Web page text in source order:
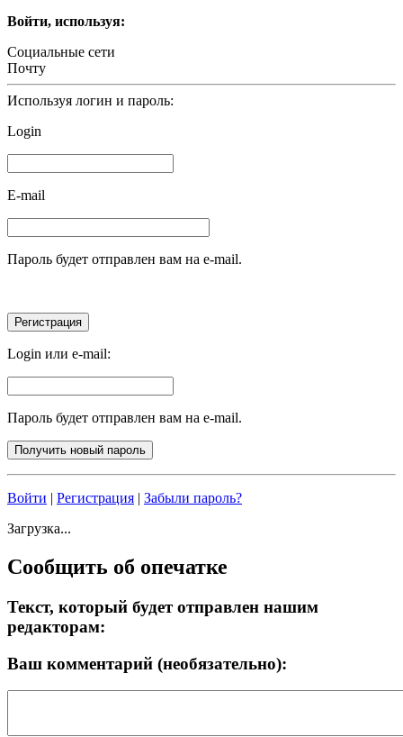
Войти, используя:
Социальные сети
Почту
Используя логин и пароль:
Login
E-mail
Пароль будет отправлен вам на e-mail.
Login или e-mail:
Пароль будет отправлен вам на e-mail.
Войти | Регистрация | Забыли пароль?
Загрузка...
Сообщить об опечатке
Текст, который будет отправлен нашим
редакторам:
Ваш комментарий (необязательно):